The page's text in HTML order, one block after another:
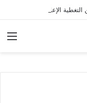
الإعلامية